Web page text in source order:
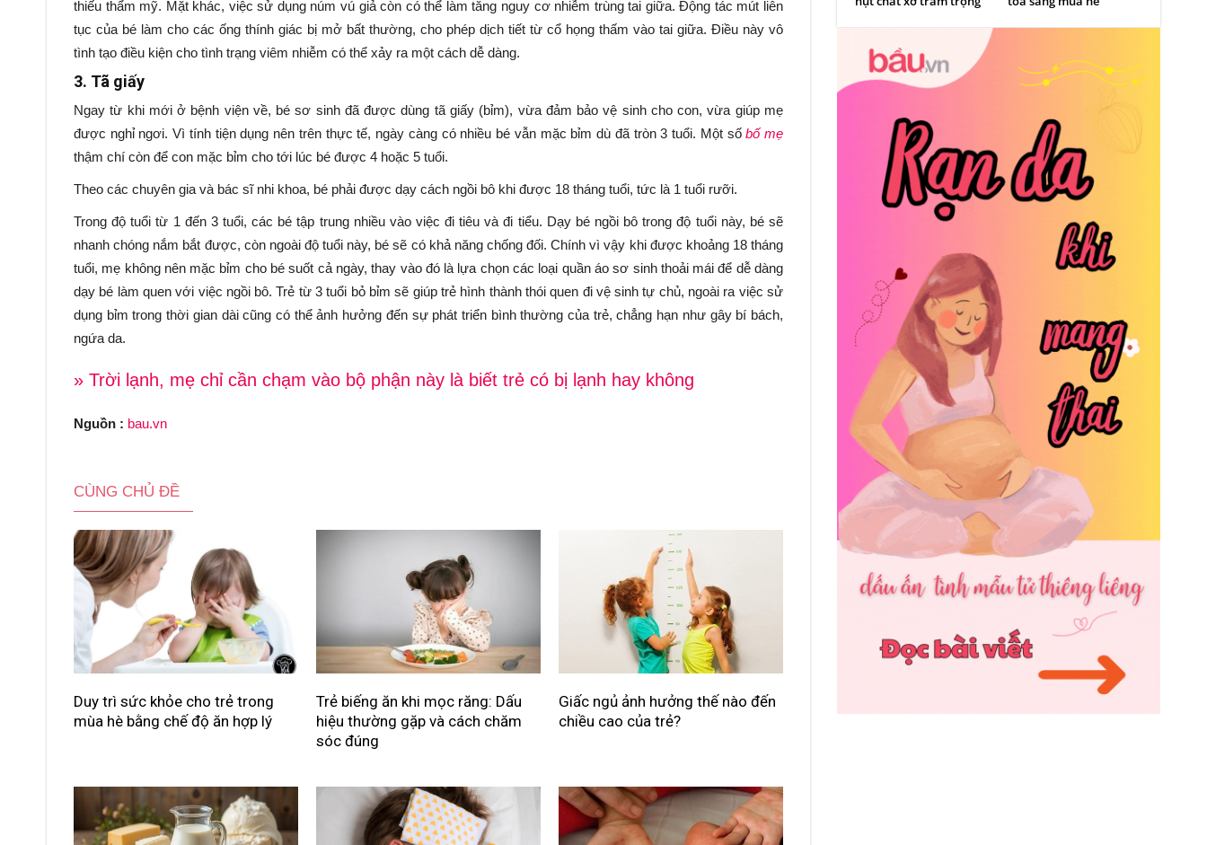
thiếu thẩm mỹ. Mặt khác, việc sử dụng núm vú giả còn có thể làm tăng nguy cơ nhiễm trùng tai giữa. Động tác mút liên
tục của bé làm cho các ống thính giác bị mở bất thường, cho phép dịch tiết từ cổ họng thấm vào tai giữa. Điều này vô
tình tạo điều kiện cho tình trạng viêm nhiễm có thể xảy ra một cách dễ dàng.
3. Tã giấy
Ngay từ khi mới ở bệnh viện về, bé sơ sinh đã được dùng tã giấy (bỉm), vừa đảm bảo vệ sinh cho con, vừa giúp mẹ
được nghỉ ngơi. Vì tính tiện dụng nên trên thực tế, ngày càng có nhiều bé vẫn mặc bỉm dù đã tròn 3 tuổi. Một sốbố mẹ
thậm chí còn để con mặc bỉm cho tới lúc bé được 4 hoặc 5 tuổi.
Theo các chuyên gia và bác sĩ nhi khoa, bé phải được dạy cách ngồi bô khi được 18 tháng tuổi, tức là 1 tuổi rưỡi.
Trong độ tuổi từ 1 đến 3 tuổi, các bé tập trung nhiều vào việc đi tiêu và đi tiểu. Dạy bé ngồi bô trong độ tuổi này, bé sẽ
nhanh chóng nắm bắt được, còn ngoài độ tuổi này, bé sẽ có khả năng chống đối. Chính vì vậy khi được khoảng 18 tháng
tuổi, mẹ không nên mặc bỉm cho bé suốt cả ngày, thay vào đó là lựa chọn các loại quần áo sơ sinh thoải mái để dễ dàng
dạy bé làm quen với việc ngồi bô. Trẻ từ 3 tuổi bỏ bỉm sẽ giúp trẻ hình thành thói quen đi vệ sinh tự chủ, ngoài ra việc sử
dụng bỉm trong thời gian dài cũng có thể ảnh hưởng đến sự phát triển bình thường của trẻ, chẳng hạn như gây bí bách,
ngứa da.
» Trời lạnh, mẹ chỉ cần chạm vào bộ phận này là biết trẻ có bị lạnh hay không
Nguồn : bau.vn
CÙNG CHỦ ĐỀ
Duy trì sức khỏe cho trẻ trong
mùa hè bằng chế độ ăn hợp lý
Trẻ biếng ăn khi mọc răng: Dấu
hiệu thường gặp và cách chăm
sóc đúng
Giấc ngủ ảnh hưởng thế nào đến
chiều cao của trẻ?